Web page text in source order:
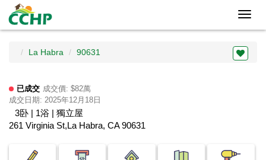
La Habra 90631
已成交 成交價: $82萬
成交日期: 2025年12月18日
3卧 | 1浴 | 獨立屋
261 Virginia St,La Habra, CA 90631